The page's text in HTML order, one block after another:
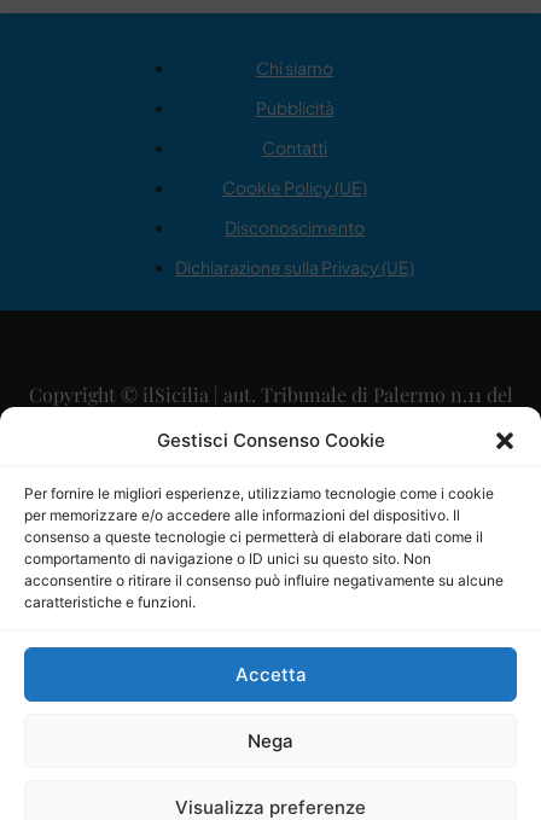
Gestisci Consenso Cookie
Per fornire le migliori esperienze, utilizziamo tecnologie come i cookie
per memorizzare e/o accedere alle informazioni del dispositivo. Il
consenso a queste tecnologie ci permetterà di elaborare dati come il
comportamento di navigazione o ID unici su questo sito. Non
acconsentire o ritirare il consenso può influire negativamente su alcune
caratteristiche e funzioni.
Accetta
Nega
Visualizza preferenze
Chi siamo
Pubblicità
Contatti
Cookie Policy (UE)
Disconoscimento
Dichiarazione sulla Privacy (UE)
Copyright © ilSicilia | aut. Tribunale di Palermo n.11 del
29/09/2015
Direttore Editoriale: Maurizio Scaglione
Direttore Responsabile: Maria Calabrese
P.IVA: 06334930820
Mercurio Comunicazione Società Cooperativa a r.l. è
iscritta al Registro degli Operatori di Comunicazione al